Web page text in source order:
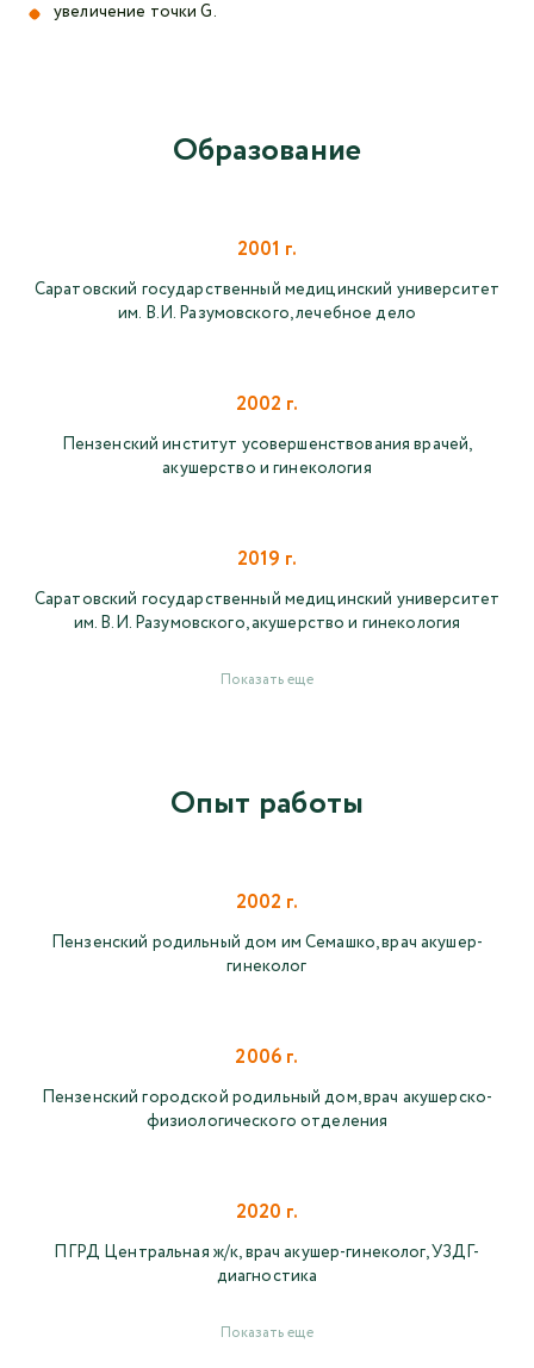
увеличение точки G.
Образование
2001 г.
Саратовский государственный медицинский университет
им. В.И. Разумовского, лечебное дело
2002 г.
Пензенский институт усовершенствования врачей,
акушерство и гинекология
2019 г.
Саратовский государственный медицинский университет
им. В.И. Разумовского, акушерство и гинекология
Показать еще
Опыт работы
2002 г.
Пензенский родильный дом им Семашко, врач акушер-
гинеколог
2006 г.
Пензенский городской родильный дом, врач акушерско-
физиологического отделения
2020 г.
ПГРД Центральная ж/к, врач акушер-гинеколог, УЗДГ-
диагностика
Показать еще